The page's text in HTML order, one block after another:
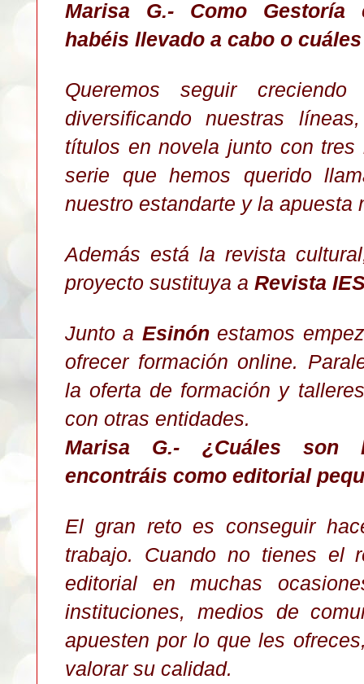
Marisa G.- Como Gestoría
habéis llevado a cabo o
Queremos seguir
diversificando nuestras
títulos en novela junto con
serie que hemos querido
nuestro estandarte y la apuesta
Además está la revista
proyecto sustituya a Revista
Junto a Esinón estamos
ofrecer formación online.
la oferta de formación y
con otras entidades.
Marisa G.- ¿Cuáles son
encontráis como editorial
El gran reto es conseguir
trabajo. Cuando no tienes el
editorial en muchas
instituciones, medios de
apuesten por lo que les
valorar su calidad.